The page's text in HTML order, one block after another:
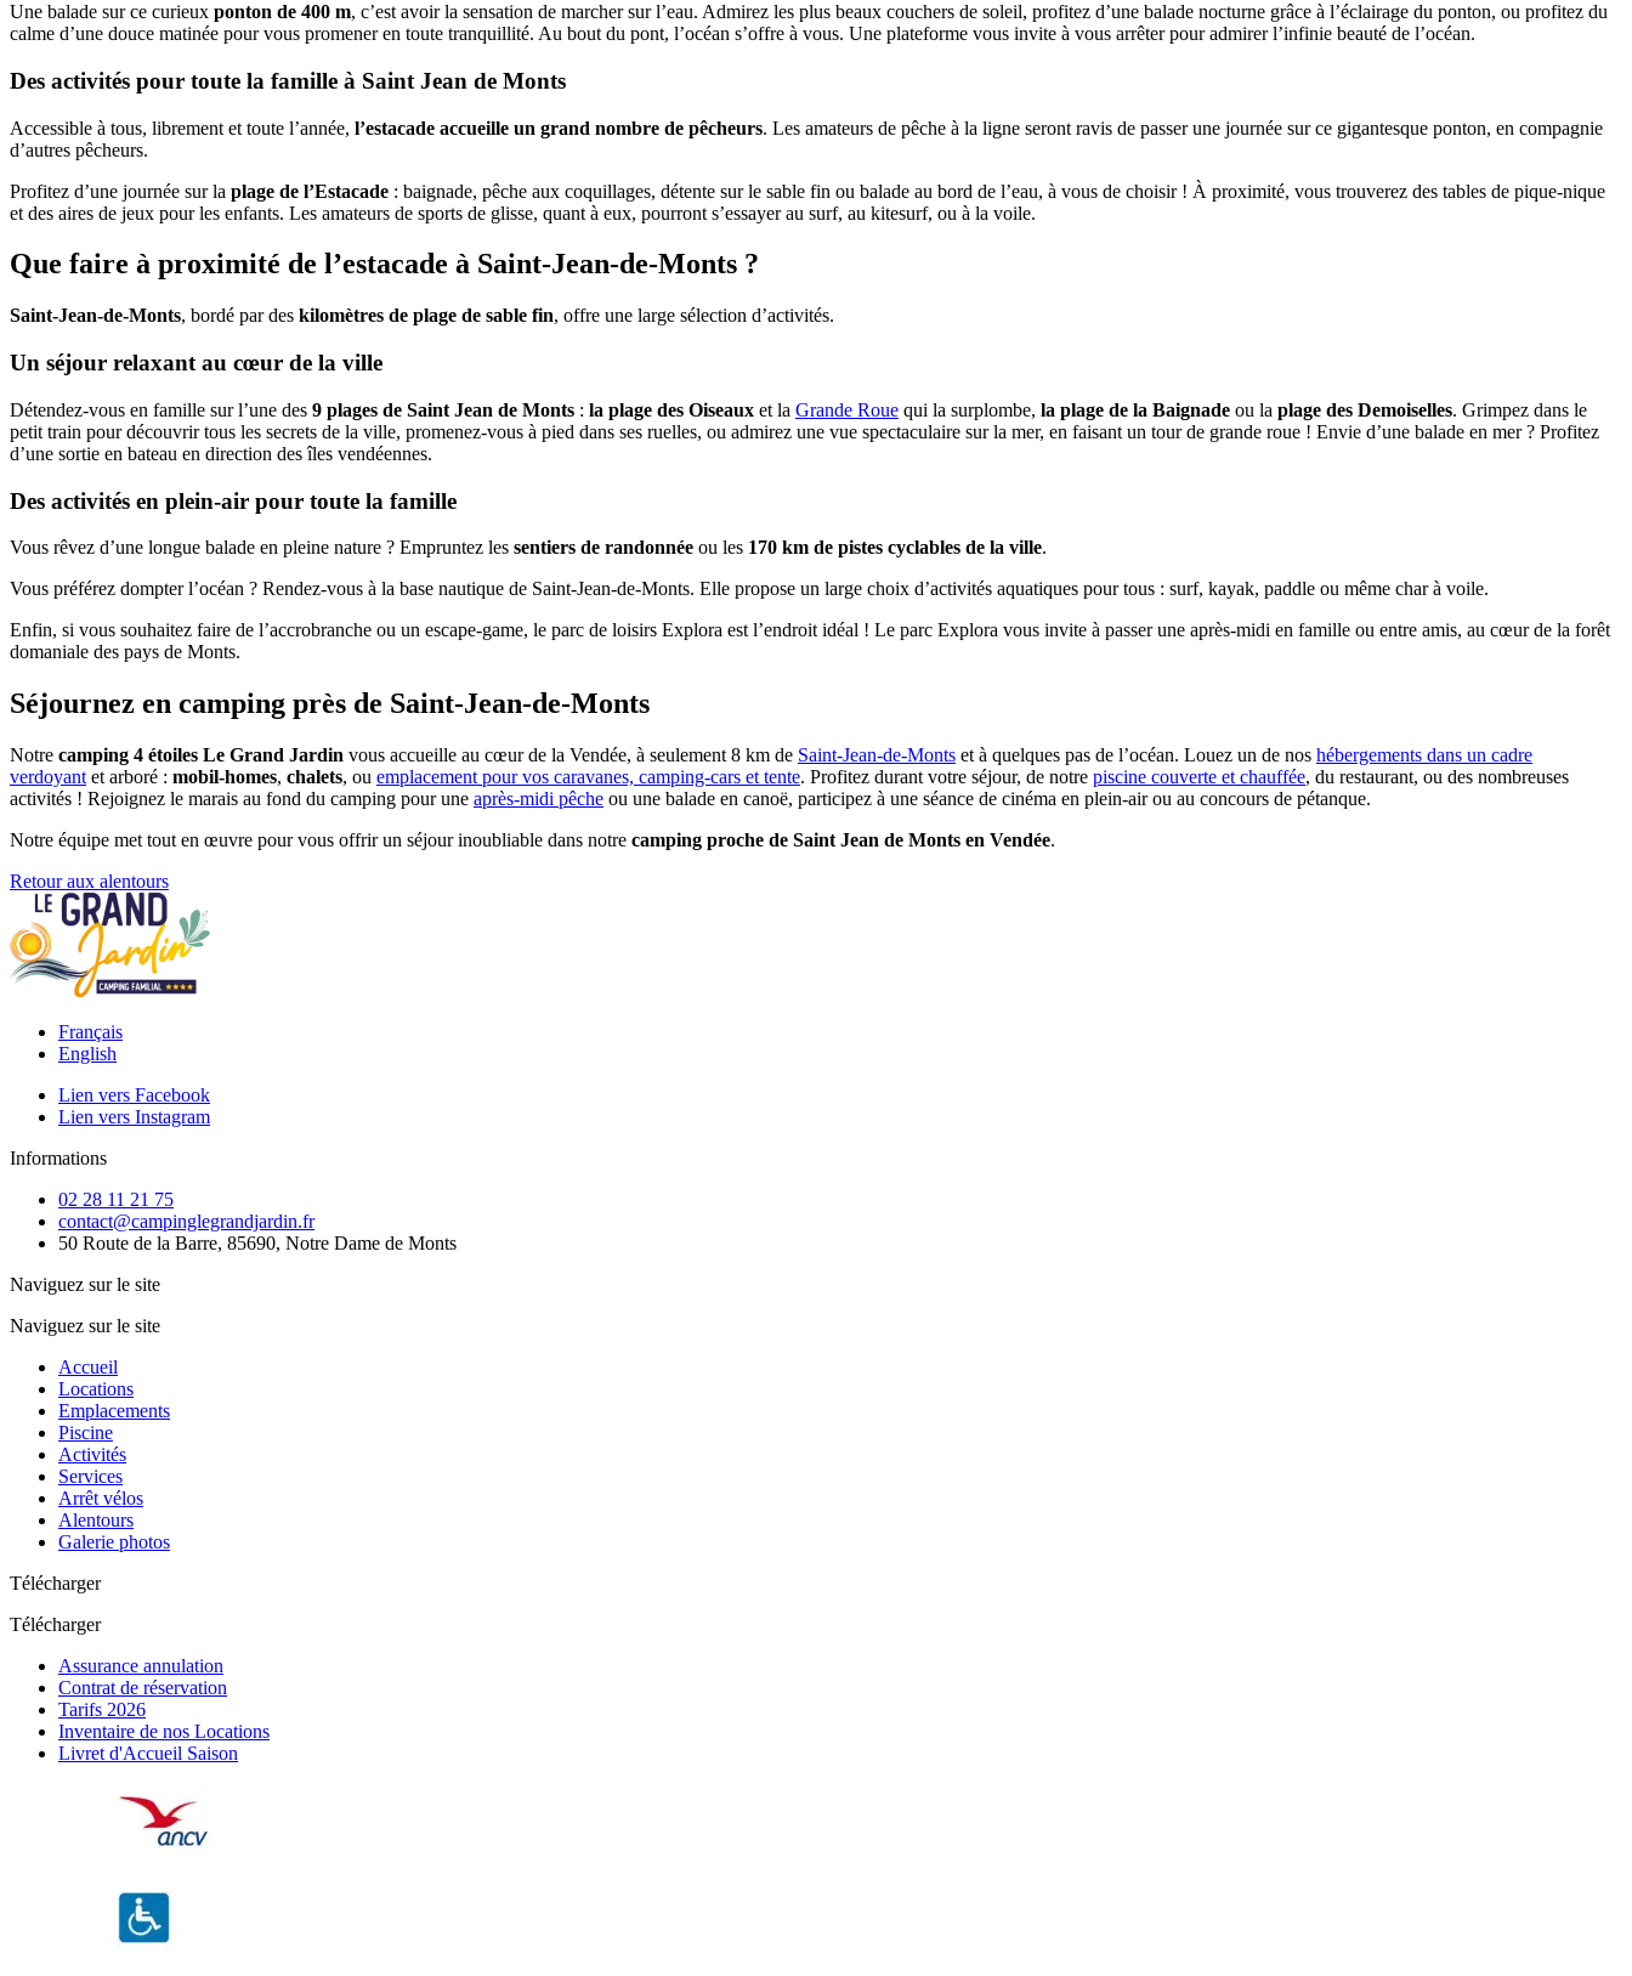
Une balade sur ce curieux ponton de 400 m, c’est avoir la sensation de marcher sur l’eau. Admirez les plus beaux couchers de soleil, profitez d’une balade nocturne grâce à l’éclairage du ponton, ou profitez du
calme d’une douce matinée pour vous promener en toute tranquillité. Au bout du pont, l’océan s’offre à vous. Une plateforme vous invite à vous arrêter pour admirer l’infinie beauté de l’océan.
Des activités pour toute la famille à Saint Jean de Monts
Accessible à tous, librement et toute l’année, l’estacade accueille un grand nombre de pêcheurs. Les amateurs de pêche à la ligne seront ravis de passer une journée sur ce gigantesque ponton, en compagnie
d’autres pêcheurs.
Profitez d’une journée sur la plage de l’Estacade : baignade, pêche aux coquillages, détente sur le sable fin ou balade au bord de l’eau, à vous de choisir ! À proximité, vous trouverez des tables de pique-nique
et des aires de jeux pour les enfants. Les amateurs de sports de glisse, quant à eux, pourront s’essayer au surf, au kitesurf, ou à la voile.
Que faire à proximité de l’estacade à Saint-Jean-de-Monts ?
Saint-Jean-de-Monts, bordé par des kilomètres de plage de sable fin, offre une large sélection d’activités.
Un séjour relaxant au cœur de la ville
Détendez-vous en famille sur l’une des 9 plages de Saint Jean de Monts : la plage des Oiseaux et la Grande Roue qui la surplombe, la plage de la Baignade ou la plage des Demoiselles. Grimpez dans le
petit train pour découvrir tous les secrets de la ville, promenez-vous à pied dans ses ruelles, ou admirez une vue spectaculaire sur la mer, en faisant un tour de grande roue ! Envie d’une balade en mer ? Profitez
d’une sortie en bateau en direction des îles vendéennes.
Des activités en plein-air pour toute la famille
Vous rêvez d’une longue balade en pleine nature ? Empruntez les sentiers de randonnée ou les 170 km de pistes cyclables de la ville.
Vous préférez dompter l’océan ? Rendez-vous à la base nautique de Saint-Jean-de-Monts. Elle propose un large choix d’activités aquatiques pour tous : surf, kayak, paddle ou même char à voile.
Enfin, si vous souhaitez faire de l’accrobranche ou un escape-game, le parc de loisirs Explora est l’endroit idéal ! Le parc Explora vous invite à passer une après-midi en famille ou entre amis, au cœur de la forêt
domaniale des pays de Monts.
Séjournez en camping près de Saint-Jean-de-Monts
Notre camping 4 étoiles Le Grand Jardin vous accueille au cœur de la Vendée, à seulement 8 km de Saint-Jean-de-Monts et à quelques pas de l’océan. Louez un de nos hébergements dans un cadre
verdoyant et arboré : mobil-homes, chalets, ou emplacement pour vos caravanes, camping-cars et tente. Profitez durant votre séjour, de notre piscine couverte et chauffée, du restaurant, ou des nombreuses
activités ! Rejoignez le marais au fond du camping pour une après-midi pêche ou une balade en canoë, participez à une séance de cinéma en plein-air ou au concours de pétanque.
Notre équipe met tout en œuvre pour vous offrir un séjour inoubliable dans notre camping proche de Saint Jean de Monts en Vendée.
Retour aux alentours
Français
English
Lien vers Facebook
Lien vers Instagram
Informations
02 28 11 21 75
contact@campinglegrandjardin.fr
50 Route de la Barre, 85690, Notre Dame de Monts
Naviguez sur le site
Naviguez sur le site
Accueil
Locations
Emplacements
Piscine
Activités
Services
Arrêt vélos
Alentours
Galerie photos
Télécharger
Télécharger
Assurance annulation
Contrat de réservation
Tarifs 2026
Inventaire de nos Locations
Livret d'Accueil Saison